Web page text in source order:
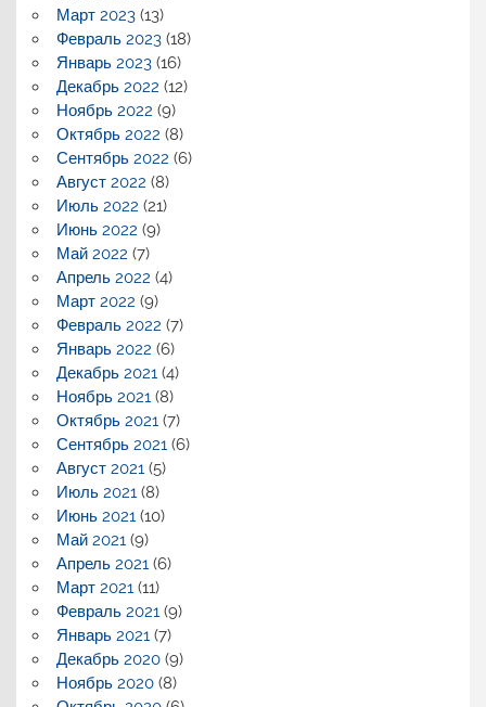
Март 2023(13)
Февраль 2023(18)
Январь 2023(16)
Декабрь 2022 (12)
Ноябрь 2022 (9)
Октябрь 2022 (8)
Сентябрь 2022 (6)
Август 2022 (8)
Июль 2022 (21)
Июнь 2022 (9)
Май 2022 (7)
Апрель 2022 (4)
Март 2022 (9)
Февраль 2022 (7)
Январь 2022 (6)
Декабрь 2021(4)
Ноябрь 2021(8)
Октябрь 2021(7)
Сентябрь 2021(6)
Август 2021(5)
Июль 2021(8)
Июнь 2021(10)
Май 2021(9)
Апрель 2021(6)
Март 2021(11)
Февраль 2021(9)
Январь 2021(7)
Декабрь 2020(9)
Ноябрь 2020(8)